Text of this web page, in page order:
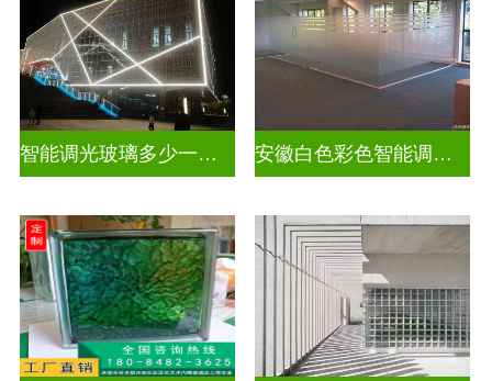
智能调光玻璃多少一平方米 安徽白色彩色智能调光玻璃厂家